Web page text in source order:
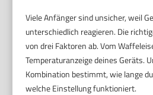
Viele Anfänger sind unsicher, weil
unterschiedlich reagieren. Die
von drei Faktoren ab. Vom
Temperaturanzeige deines Geräts.
Kombination bestimmt, wie lange
welche Einstellung funktioniert.